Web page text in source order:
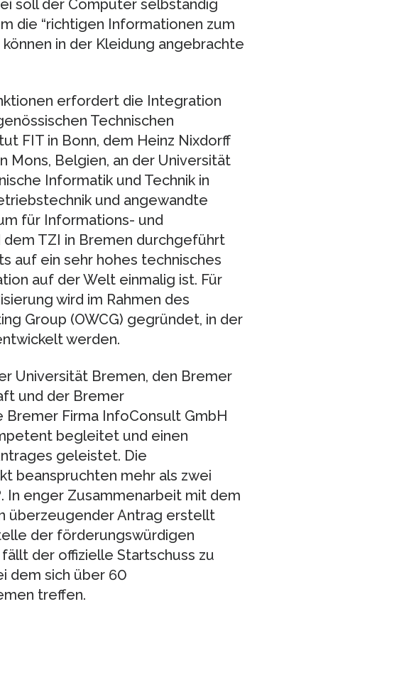
soll der Computer selbständig
die “richtigen Informationen zum
in der Kleidung angebrachte
erfordert die Integration
Technischen
FIT in Bonn, dem Heinz Nixdorff
Mons, Belgien, an der Universität
Informatik und Technik in
und angewandte
für Informations- und
TZI in Bremen durchgeführt
auf ein sehr hohes technisches
auf der Welt einmalig ist. Für
wird im Rahmen des
Group (OWCG) gegründet, in der
werden.
Universität Bremen, den Bremer
und der Bremer
Firma InfoConsult GmbH
begleitet und einen
geleistet. Die
beanspruchten mehr als zwei
enger Zusammenarbeit mit dem
überzeugender Antrag erstellt
der förderungswürdigen
der offizielle Startschuss zu
dem sich über 60
treffen.